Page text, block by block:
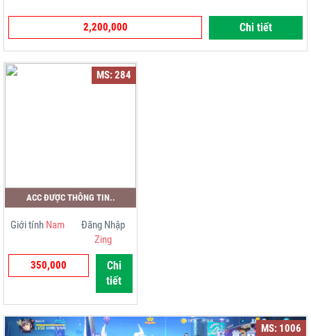
2,200,000 Chi tiết
MS: 284
ACC ĐƯỢC THÔNG TIN..
Giới tính Nam
Đăng Nhập
Zing
350,000
Chi
tiết
MS: 1006